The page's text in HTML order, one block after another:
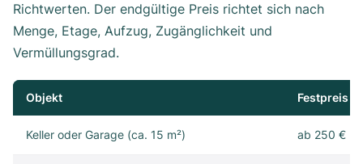
Richtwerten. Der endgültige Preis richtet sich nach
Menge, Etage, Aufzug, Zugänglichkeit und
Vermüllungsgrad.
Objekt Festpreis
Keller oder Garage (ca. 15 m²) ab 250 €